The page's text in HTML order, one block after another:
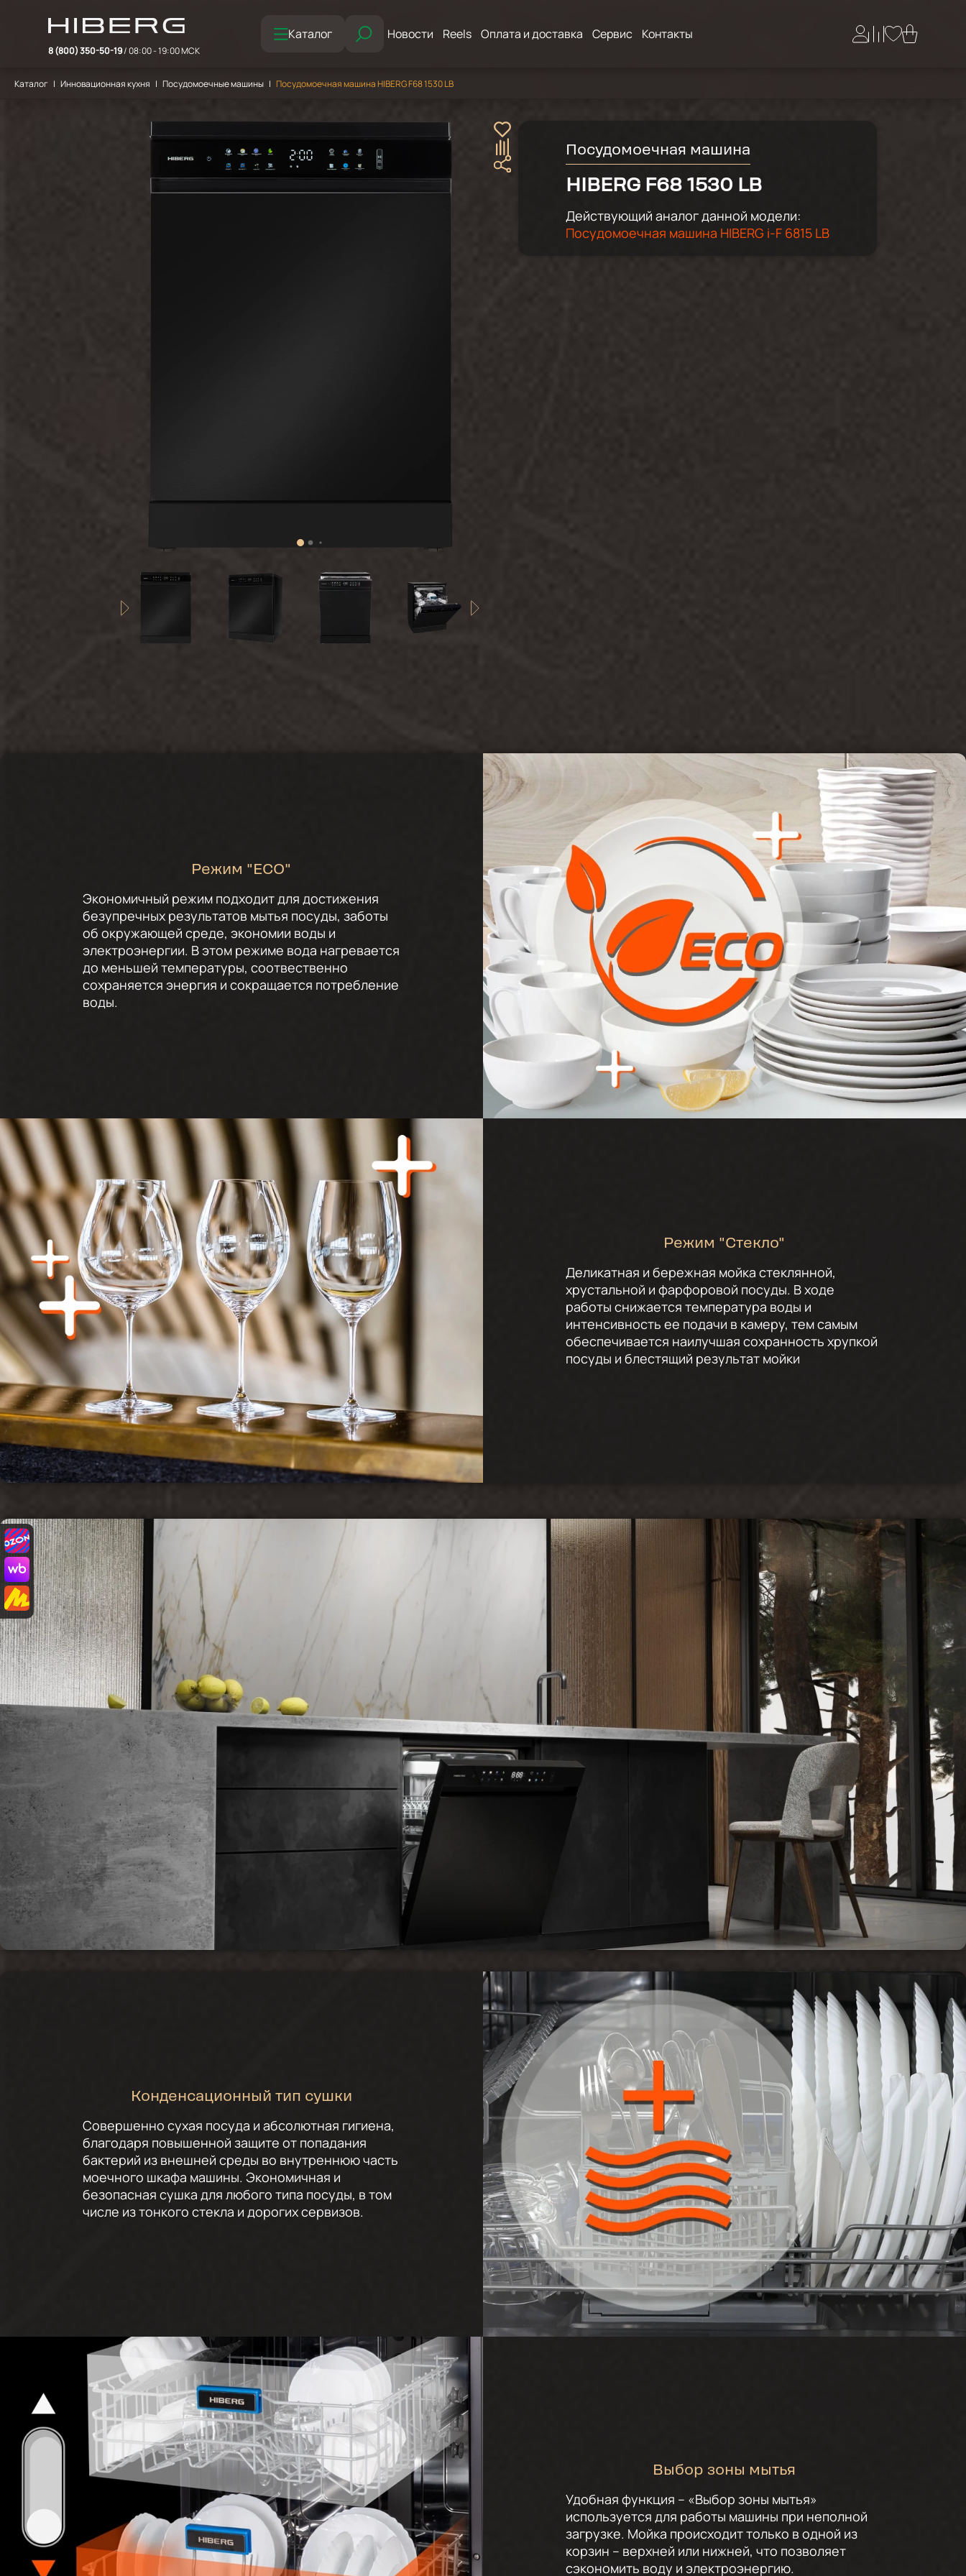
8 (800) 350-50-19/ 08:00 - 19:00 МСК
Каталог Новости Reels Оплата и доставка Сервис Контакты
Каталог Инновационная кухня Посудомоечные машины Посудомоечная машина HIBERG F68 1530 LB
Посудомоечная машина
HIBERG F68 1530 LB
Действующий аналог данной модели:
Посудомоечная машина HIBERG i-F 6815 LB
Режим "ECO"
Экономичный режим подходит для достижения
безупречных результатов мытья посуды, заботы
об окружающей среде, экономии воды и
электроэнергии. В этом режиме вода нагревается
до меньшей температуры, соотвественно
сохраняется энергия и сокращается потребление
воды.
Режим "Стекло"
Деликатная и бережная мойка стеклянной,
хрустальной и фарфоровой посуды. В ходе
работы снижается температура воды и
интенсивность ее подачи в камеру, тем самым
обеспечивается наилучшая сохранность хрупкой
посуды и блестящий результат мойки
Конденсационный тип сушки
Совершенно сухая посуда и абсолютная гигиена,
благодаря повышенной защите от попадания
бактерий из внешней среды во внутреннюю часть
моечного шкафа машины. Экономичная и
безопасная сушка для любого типа посуды, в том
числе из тонкого стекла и дорогих сервизов.
Выбор зоны мытья
Удобная функция – «Выбор зоны мытья»
используется для работы машины при неполной
загрузке. Мойка происходит только в одной из
корзин – верхней или нижней, что позволяет
сэкономить воду и электроэнергию.